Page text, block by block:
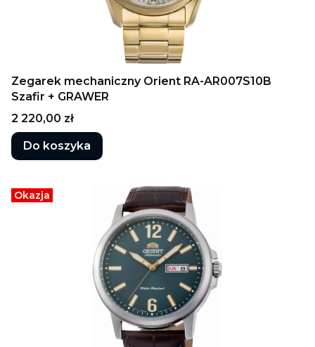
Zegarek mechaniczny Orient RA-AR007S10B
Szafir + GRAWER
Cena
2 220,00 zł
Do koszyka
Okazja